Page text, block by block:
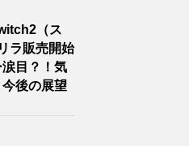
（ス
ラ販売開始
目？！気
後の展望